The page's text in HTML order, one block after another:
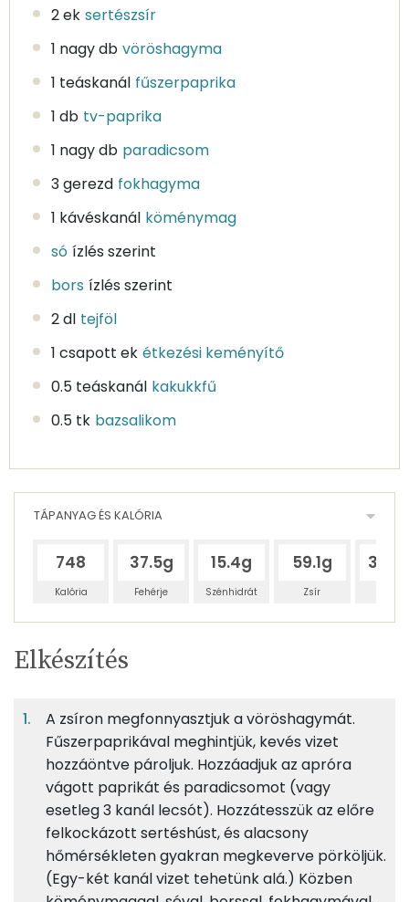
2 ek sertészsír
1 nagy db vöröshagyma
1 teáskanál fűszerpaprika
1 db tv-paprika
1 nagy db paradicsom
3 gerezd fokhagyma
1 kávéskanál köménymag
só ízlés szerint
bors ízlés szerint
2 dl tejföl
1 csapott ek étkezési keményítő
0.5 teáskanál kakukkfű
0.5 tk bazsalikom
TÁPANYAG ÉS KALÓRIA
748
Kalória
37.5g
Fehérje
15.4g
Szénhidrát
59.1g
Zsír
Egy
adagban
9%
4%
Szénhidrát
14%
Zsír
200gsertéslapocka
472 kcal
10gsertészsír
90 kcal
57gvöröshagyma
21 kcal
TÁPANYAGTARTALOM
Egy
adagban
3
adagban
100
grammban
9%
Fehérje
4%
Szénhidrát
14%
Zsír
73%
Víz
TOP ásványi anyagok
Foszfor
Elkészítés
A zsíron megfonnyasztjuk a vöröshagymát.
Fűszerpaprikával meghintjük, kevés vizet
hozzáöntve pároljuk. Hozzáadjuk az apróra
vágott paprikát és paradicsomot (vagy
esetleg 3 kanál lecsót). Hozzátesszük az előre
felkockázott sertéshúst, és alacsony
hőmérsékleten gyakran megkeverve pörköljük.
(Egy-két kanál vizet tehetünk alá.) Közben